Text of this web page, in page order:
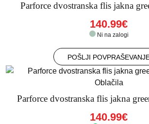
Parforce dvostranska flis jakna
140.99€
Ni na zalogi
POŠLJI
Parforce dvostranska flis jakna
140.99€